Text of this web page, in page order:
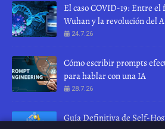
El caso COVID-19: Entre
Wuhan y la revolución del
24.7.26
Cómo escribir prompts
para hablar con una IA
28.7.26
Guía Definitiva de Self-